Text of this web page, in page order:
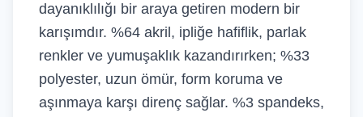
dayanıklılığı bir araya getiren modern bir
karışımdır. %64 akril, ipliğe hafiflik, parlak
renkler ve yumuşaklık kazandırırken; %33
polyester, uzun ömür, form koruma ve
aşınmaya karşı direnç sağlar. %3 spandeks,